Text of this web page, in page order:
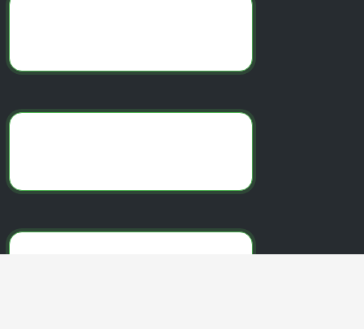
Сайт с купонами на скидки